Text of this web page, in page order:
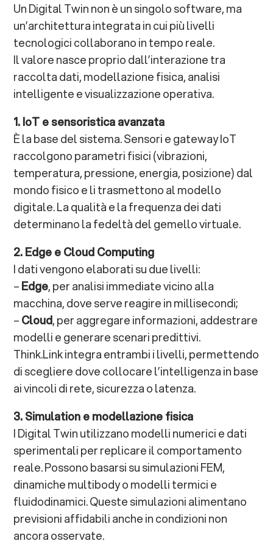
Un Digital Twin non è un singolo software, ma
un’architettura integrata in cui più livelli
tecnologici collaborano in tempo reale.
Il valore nasce proprio dall’interazione tra
raccolta dati, modellazione fisica, analisi
intelligente e visualizzazione operativa.
1. IoT e sensoristica avanzata
È la base del sistema. Sensori e gateway IoT
raccolgono parametri fisici (vibrazioni,
temperatura, pressione, energia, posizione) dal
mondo fisico e li trasmettono al modello
digitale. La qualità e la frequenza dei dati
determinano la fedeltà del gemello virtuale.
2. Edge e Cloud Computing
I dati vengono elaborati su due livelli:
–Edge, per analisi immediate vicino alla
macchina, dove serve reagire in millisecondi;
–Cloud, per aggregare informazioni, addestrare
modelli e generare scenari predittivi.
Think.Link integra entrambi i livelli, permettendo
di scegliere dove collocare l’intelligenza in base
ai vincoli di rete, sicurezza o latenza.
3. Simulation e modellazione fisica
I Digital Twin utilizzano modelli numerici e dati
sperimentali per replicare il comportamento
reale. Possono basarsi su simulazioni FEM,
dinamiche multibody o modelli termici e
fluidodinamici. Queste simulazioni alimentano
previsioni affidabili anche in condizioni non
ancora osservate.